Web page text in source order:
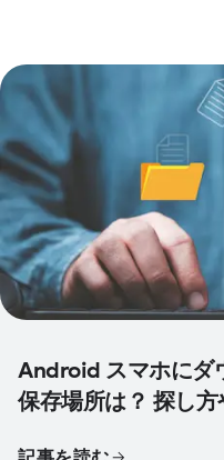
Android スマホにダ
保存場所は？ 探し